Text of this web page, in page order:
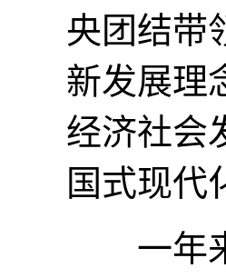
央团结带
新发展理
经济社会
国式现代
一年来